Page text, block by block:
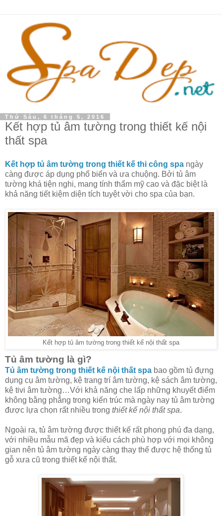
Thứ Sáu, 6 tháng 5, 2016
Kết hợp tủ âm tường trong thiết kế nội
thất spa
Kết hợp tủ âm tường trong thiết kế thi công spa ngày
càng được áp dụng phổ biến và ưa chuộng. Bởi tủ âm
tường khá tiện nghi, mang tính thẩm mỹ cao và đặc biệt là
khả năng tiết kiệm diện tích tuyệt vời cho spa của bạn.
Kết hợp tủ âm tường trong thiết kế nội thất spa
Tủ âm tường là gì?
Tủ âm tường trong thiết kế nội thất spa bao gồm tủ đựng
dụng cụ âm tường, kệ trang trí âm tường, kệ sách âm tường,
kệ tivi âm tường…Với khả năng che lấp những khuyết điểm
không bằng phẳng trong kiến trúc mà ngày nay tủ âm tường
được lựa chọn rất nhiều trong thiết kế nội thất spa.
Ngoài ra, tủ âm tường được thiết kế rất phong phú đa dạng,
với nhiều mẫu mã đẹp và kiểu cách phù hợp với mọi không
gian nên tủ âm tường ngày càng thay thế được hệ thống tủ
gỗ xưa cũ trong thiết kế nội thất.